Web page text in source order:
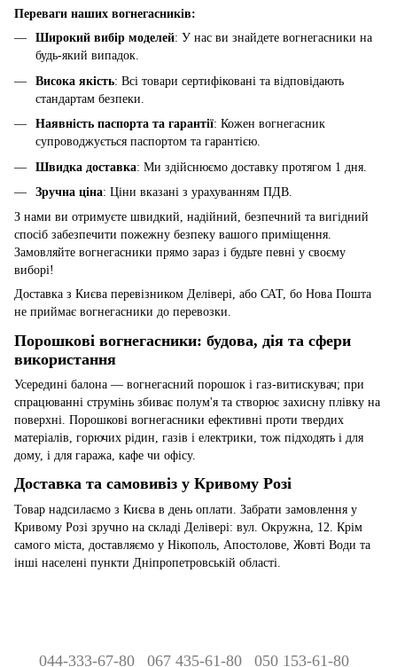
Переваги наших вогнегасників:
Широкий вибір моделей: У нас ви знайдете вогнегасники на
будь-який випадок.
Висока якість: Всі товари сертифіковані та відповідають
стандартам безпеки.
Наявність паспорта та гарантії: Кожен вогнегасник
супроводжується паспортом та гарантією.
Швидка доставка: Ми здійснюємо доставку протягом 1 дня.
Зручна ціна: Ціни вказані з урахуванням ПДВ.
З нами ви отримуєте швидкий, надійний, безпечний та вигідний
спосіб забезпечити пожежну безпеку вашого приміщення.
Замовляйте вогнегасники прямо зараз і будьте певні у своєму
виборі!
Доставка з Києва перевізником Делівері, або САТ, бо Нова Пошта
не приймає вогнегасники до перевозки.
Порошкові вогнегасники: будова, дія та сфери
використання
Усередині балона — вогнегасний порошок і газ-витискувач; при
спрацюванні струмінь збиває полум'я та створює захисну плівку на
поверхні. Порошкові вогнегасники ефективні проти твердих
матеріалів, горючих рідин, газів і електрики, тож підходять і для
дому, і для гаража, кафе чи офісу.
Доставка та самовивіз у Кривому Розі
Товар надсилаємо з Києва в день оплати. Забрати замовлення у
Кривому Розі зручно на складі Делівері: вул. Окружна, 12. Крім
самого міста, доставляємо у Нікополь, Апостолове, Жовті Води та
інші населені пункти Дніпропетровській області.
044-333-67-80 067 435-61-80 050 153-61-80